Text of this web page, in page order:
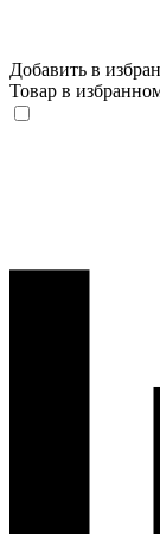
Добавить в
Товар в